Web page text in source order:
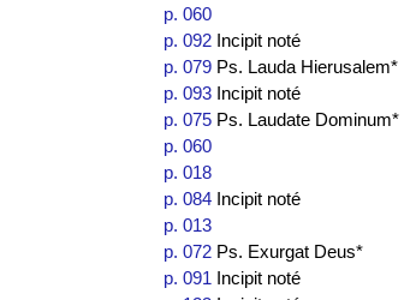
p. 060
p. 092Incipit noté
p. 079Ps. Lauda Hierusalem*
p. 093Incipit noté
p. 075Ps. Laudate Dominum*
p. 060
p. 018
p. 084Incipit noté
p. 013
p. 072Ps. Exurgat Deus*
p. 091Incipit noté